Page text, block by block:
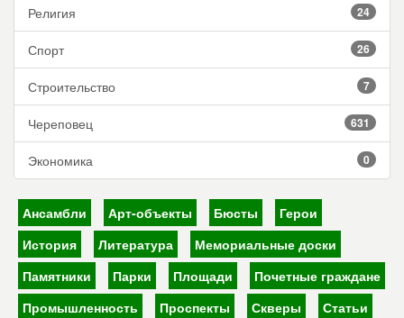
Религия 24
Спорт 26
Строительство 7
Череповец 631
Экономика 0
Ансамбли Арт-объекты Бюсты
Герои
История
Литература
Мемориальные доски
Памятники
Парки Площади
Почетные граждане
Промышленность
Проспекты Скверы
Статьи